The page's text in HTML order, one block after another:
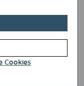
impacts
reste
Cookies